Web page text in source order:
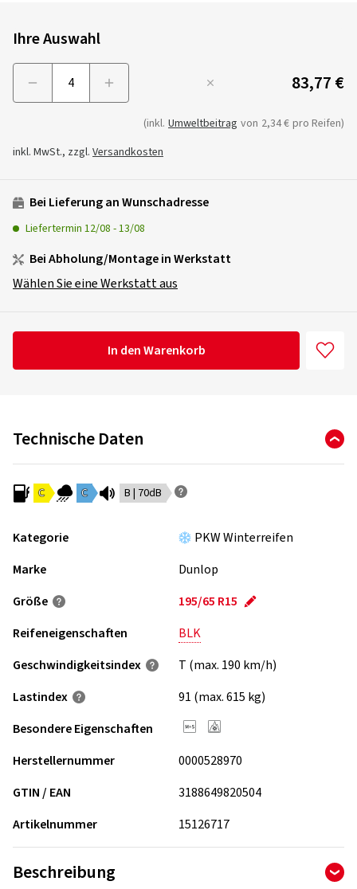
Ihre Auswahl
83,77 €
(inkl. Umweltbeitrag von 2,34 € pro Reifen)
inkl. MwSt., zzgl. Versandkosten
Bei Lieferung an Wunschadresse
Liefertermin 12/08 -13/08
Bei Abholung/Montage in Werkstatt
Wählen Sie eine Werkstatt aus
In den Warenkorb
Technische Daten
C C B | 70dB
Kategorie
PKW Winterreifen
Marke
Dunlop
Größe
195/65 R15
Reifeneigenschaften
BLK
Geschwindigkeits­index
T (max. 190 km/h)
Lastindex
91 (max. 615 kg)
Besondere Eigenschaften
Herstellernummer
0000528970
GTIN / EAN
3188649820504
Artikelnummer
15126717
Beschreibung